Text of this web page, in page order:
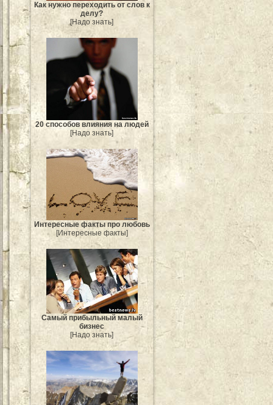
Как нужно переходить от слов к
делу?
[Надо знать]
20 способов влияния на людей
[Надо знать]
Интересные факты про любовь
[Интересные факты]
Самый прибыльный малый
бизнес
[Надо знать]